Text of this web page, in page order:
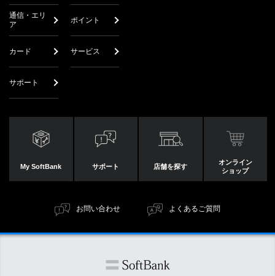
通信・エリ
ア
ポイント
カード サービス
サポート
My SoftBank サポート 店舗を探す
オンライン
ショップ
お問い合わせ よくあるご質問